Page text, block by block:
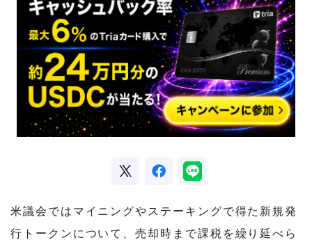
米議会ではマイニングやステーキングで得た新規発
行トークンについて、売却時まで課税を繰り延べら